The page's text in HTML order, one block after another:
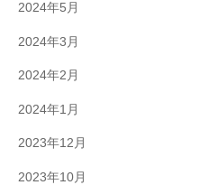
2024年5月
2024年3月
2024年2月
2024年1月
2023年12月
2023年10月